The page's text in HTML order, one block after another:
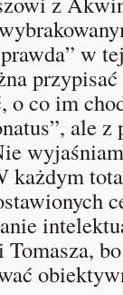
w
o co im
ale z
każdym